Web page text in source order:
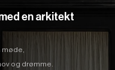
en arkitekt
og drømme.